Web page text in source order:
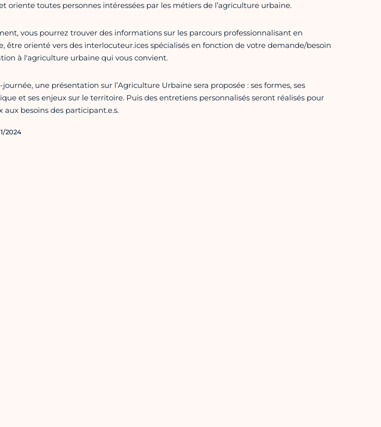
oriente toutes personnes intéressées par les métiers de l’agriculture urbaine.
vous pourrez trouver des informations sur les parcours professionnalisant en
être orienté vers des interlocuteur.ices spécialisés en fonction de votre demande/besoin
à l'agriculture urbaine qui vous convient.
une présentation sur l’Agriculture Urbaine sera proposée : ses formes, ses
et ses enjeux sur le territoire. Puis des entretiens personnalisés seront réalisés pour
besoins des participant.e.s.
2024